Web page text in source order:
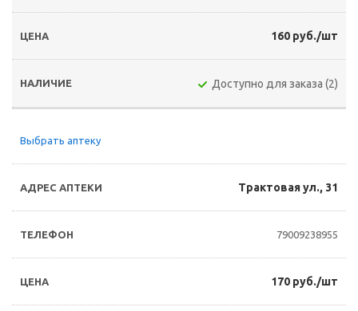
160 руб./шт
Доступно для заказа (2)
Выбрать аптеку
Трактовая ул., 31
79009238955
170 руб./шт